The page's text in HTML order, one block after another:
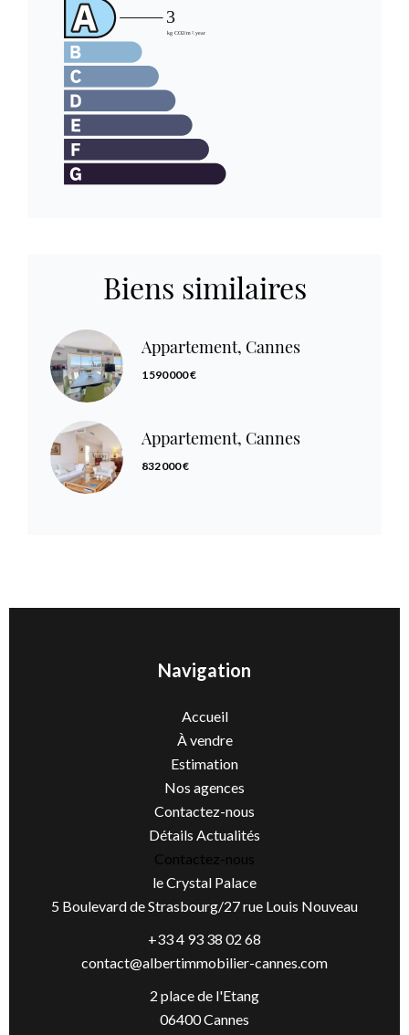
Biens similaires
Appartement, Cannes
1 590 000 €
Appartement, Cannes
832 000 €
Navigation
Accueil
À vendre
Estimation
Nos agences
Contactez-nous
Détails Actualités
Contactez-nous
le Crystal Palace
5 Boulevard de Strasbourg/27 rue Louis Nouveau
+33 4 93 38 02 68
contact@albertimmobilier-cannes.com
2 place de l'Etang
06400 Cannes